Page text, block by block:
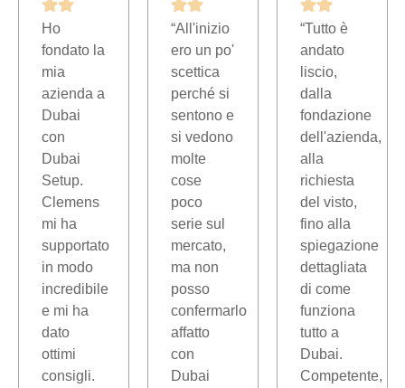
Ho
fondato la
mia
azienda a
Dubai
con
Dubai
Setup.
Clemens
mi ha
supportato
in modo
incredibile
e mi ha
dato
ottimi
consigli.
“All'inizio
ero un po'
scettica
perché si
sentono e
si vedono
molte
cose
poco
serie sul
mercato,
ma non
posso
confermarlo
affatto
con
Dubai
“Tutto è
andato
liscio,
dalla
fondazione
dell'azienda,
alla
richiesta
del visto,
fino alla
spiegazione
dettagliata
di come
funziona
tutto a
Dubai.
Competente,